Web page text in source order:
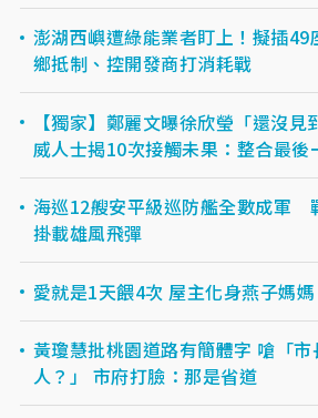
澎湖西嶼遭綠能業者盯上！擬插
鄉抵制、控開發商打消耗戰
【獨家】鄭麗文曝徐欣瑩「還沒
威人士揭10次接觸未果：整合最後
海巡12艘安平級巡防艦全數成軍
掛載雄風飛彈
愛就是1天餵4次 屋主化身燕子媽
黃瓊慧批桃園道路有簡體字 嗆「市
人？」 市府打臉：那是省道